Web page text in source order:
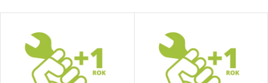
a
Nejprodávanější
Abecedně